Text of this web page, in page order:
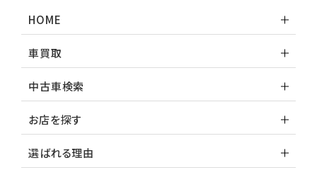
HOME
車買取
中古車検索
お店を探す
選ばれる理由